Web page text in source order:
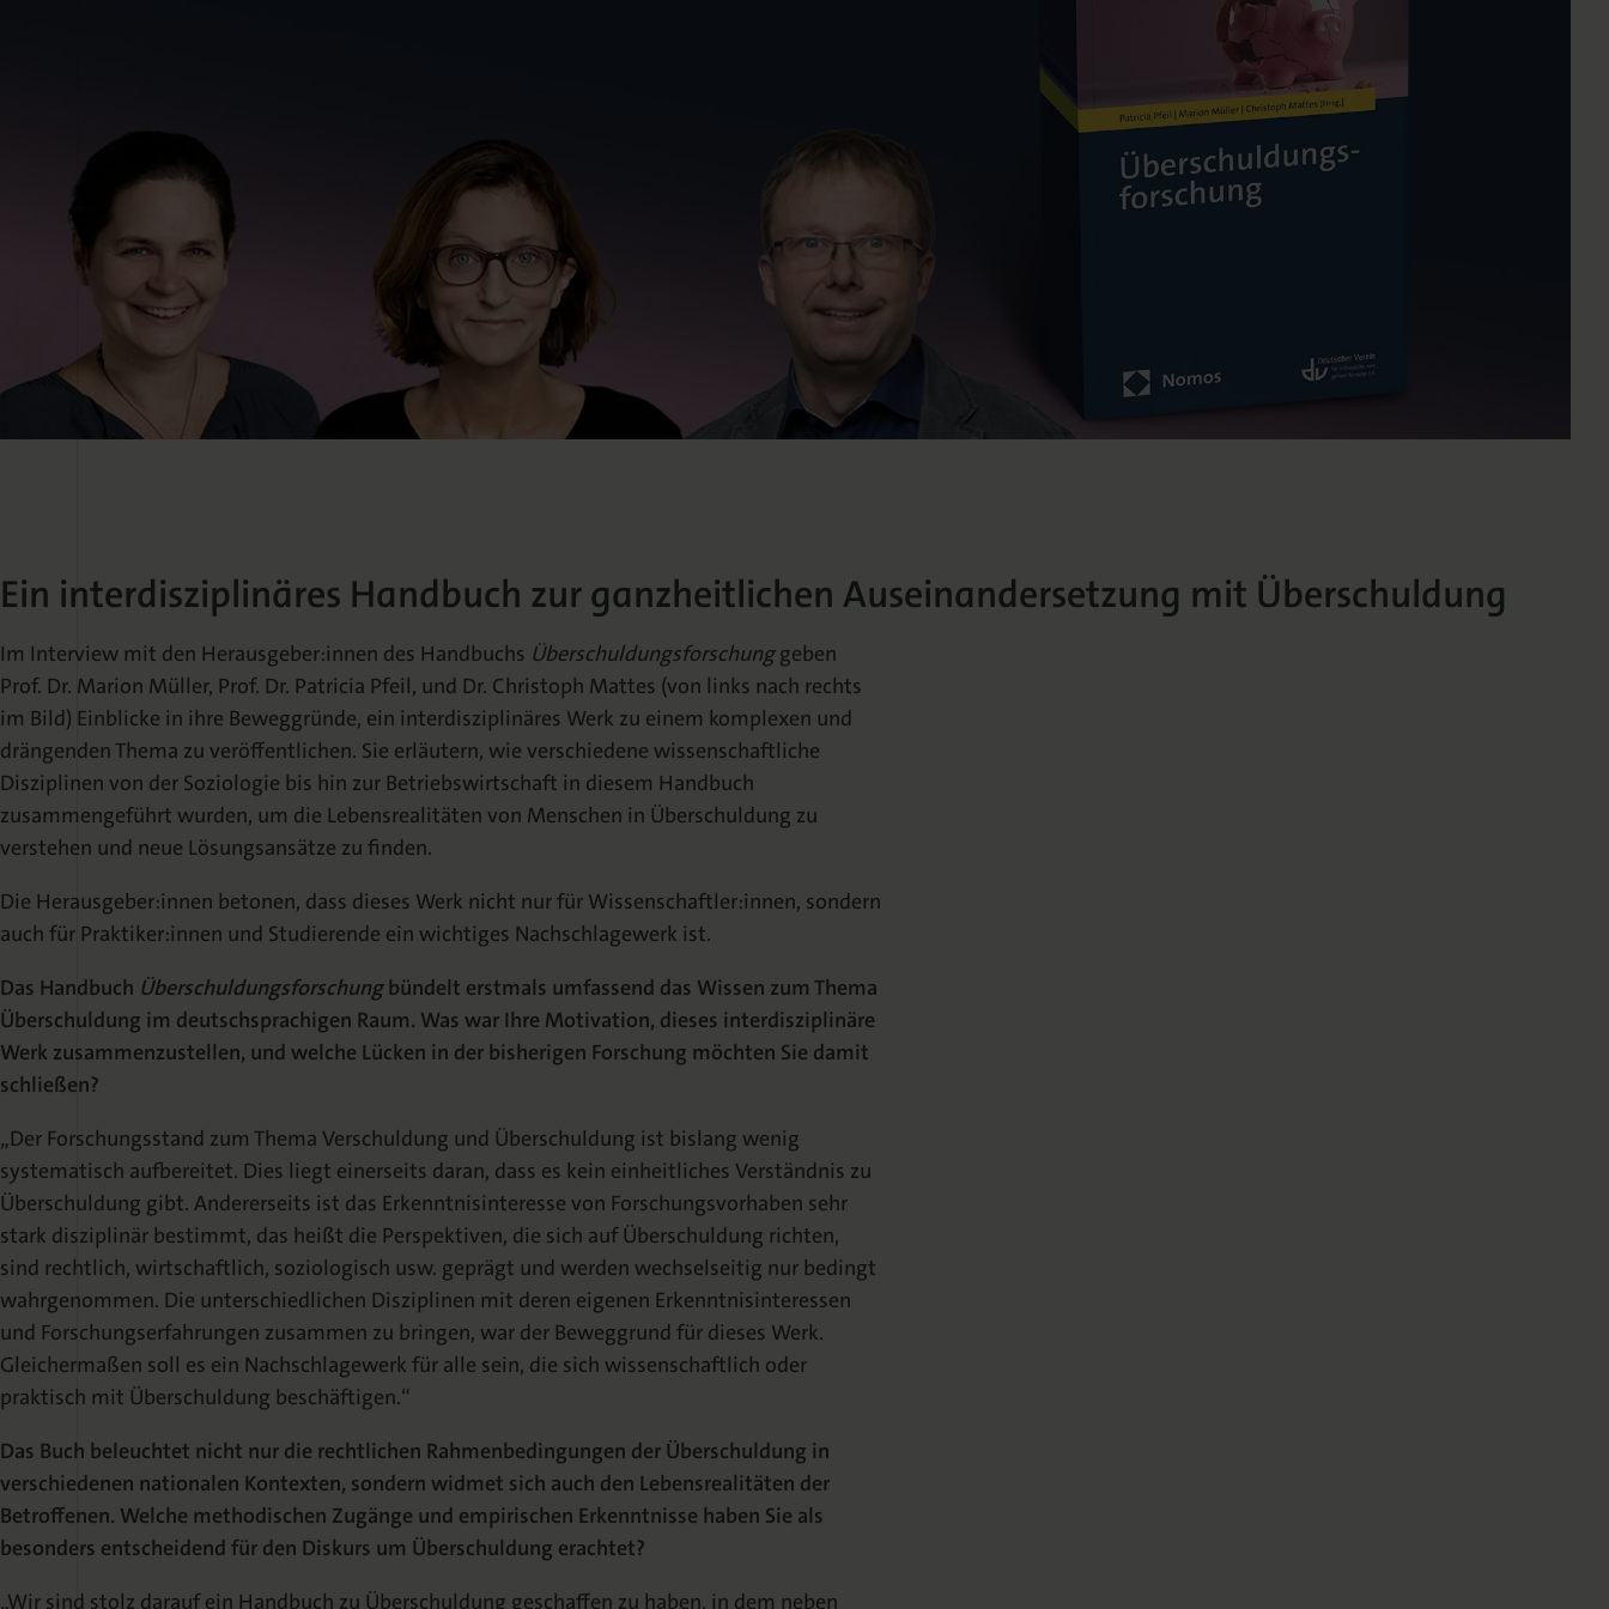
Ein interdisziplinäres Handbuch zur ganzheitlichen Auseinandersetzung mit Überschuldung
Im Interview mit den Herausgeber:innen des Handbuchs Überschuldungsforschunggeben
Prof. Dr. Marion Müller, Prof. Dr. Patricia Pfeil, und Dr. Christoph Mattes (von links nach rechts
im Bild) Einblicke in ihre Beweggründe, ein interdisziplinäres Werk zu einem komplexen und
drängenden Thema zu veröffentlichen. Sie erläutern, wie verschiedene wissenschaftliche
Disziplinen von der Soziologie bis hin zur Betriebswirtschaft in diesem Handbuch
zusammengeführt wurden, um die Lebensrealitäten von Menschen in Überschuldung zu
verstehen und neue Lösungsansätze zu finden.
Die Herausgeber:innen betonen, dass dieses Werk nicht nur für Wissenschaftler:innen, sondern
auch für Praktiker:innen und Studierende ein wichtiges Nachschlagewerk ist.
Das Handbuch Überschuldungsforschungbündelt erstmals umfassend das Wissen zum Thema
Überschuldung im deutschsprachigen Raum. Was war Ihre Motivation, dieses interdisziplinäre
Werk zusammenzustellen, und welche Lücken in der bisherigen Forschung möchten Sie damit
schließen?
„Der Forschungsstand zum Thema Verschuldung und Überschuldung ist bislang wenig
systematisch aufbereitet. Dies liegt einerseits daran, dass es kein einheitliches Verständnis zu
Überschuldung gibt. Andererseits ist das Erkenntnisinteresse von Forschungsvorhaben sehr
stark disziplinär bestimmt, das heißt die Perspektiven, die sich auf Überschuldung richten,
sind rechtlich, wirtschaftlich, soziologisch usw. geprägt und werden wechselseitig nur bedingt
wahrgenommen. Die unterschiedlichen Disziplinen mit deren eigenen Erkenntnisinteressen
und Forschungserfahrungen zusammen zu bringen, war der Beweggrund für dieses Werk.
Gleichermaßen soll es ein Nachschlagewerk für alle sein, die sich wissenschaftlich oder
praktisch mit Überschuldung beschäftigen.“
Das Buch beleuchtet nicht nur die rechtlichen Rahmenbedingungen der Überschuldung in
verschiedenen nationalen Kontexten, sondern widmet sich auch den Lebensrealitäten der
Betroffenen. Welche methodischen Zugänge und empirischen Erkenntnisse haben Sie als
besonders entscheidend für den Diskurs um Überschuldung erachtet?
„Wir sind stolz darauf ein Handbuch zu Überschuldung geschaffen zu haben, in dem neben